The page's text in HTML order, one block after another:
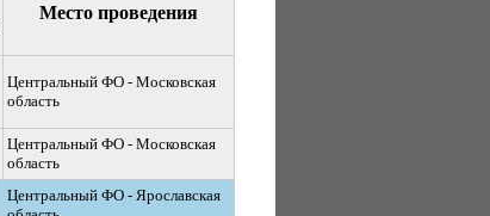
Место проведения
Центральный ФО - Московская
область
Центральный ФО - Московская
область
Центральный ФО - Ярославская